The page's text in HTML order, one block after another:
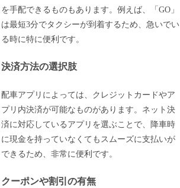
を手配できるものもあります。例えば、「GO」
は最短3分でタクシーが到着するため、急いでい
る時に特に便利です。
決済方法の選択肢
配車アプリによっては、クレジットカードやア
プリ内決済が可能なものがあります。ネット決
済に対応しているアプリを選ぶことで、降車時
に現金を持っていなくてもスムーズに支払いが
できるため、非常に便利です。
クーポンや割引の有無